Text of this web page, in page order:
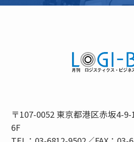
〒107-0052 東京都港区赤坂4-
6F